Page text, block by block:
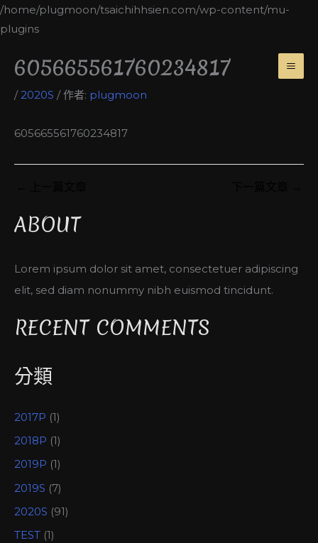
/home/plugmoon/tsaichihhsien.com/wp-content/mu-
plugins
跳
至
要
605665561760234817
/2020S / 作者: plugmoon
605665561760234817
ABOUT
Lorem ipsum dolor sit amet, consectetuer adipiscing
elit, sed diam nonummy nibh euismod tincidunt.
RECENT COMMENTS
分類
2017P (1)
2018P (1)
2019P (1)
2019S (7)
2020S (91)
TEST (1)